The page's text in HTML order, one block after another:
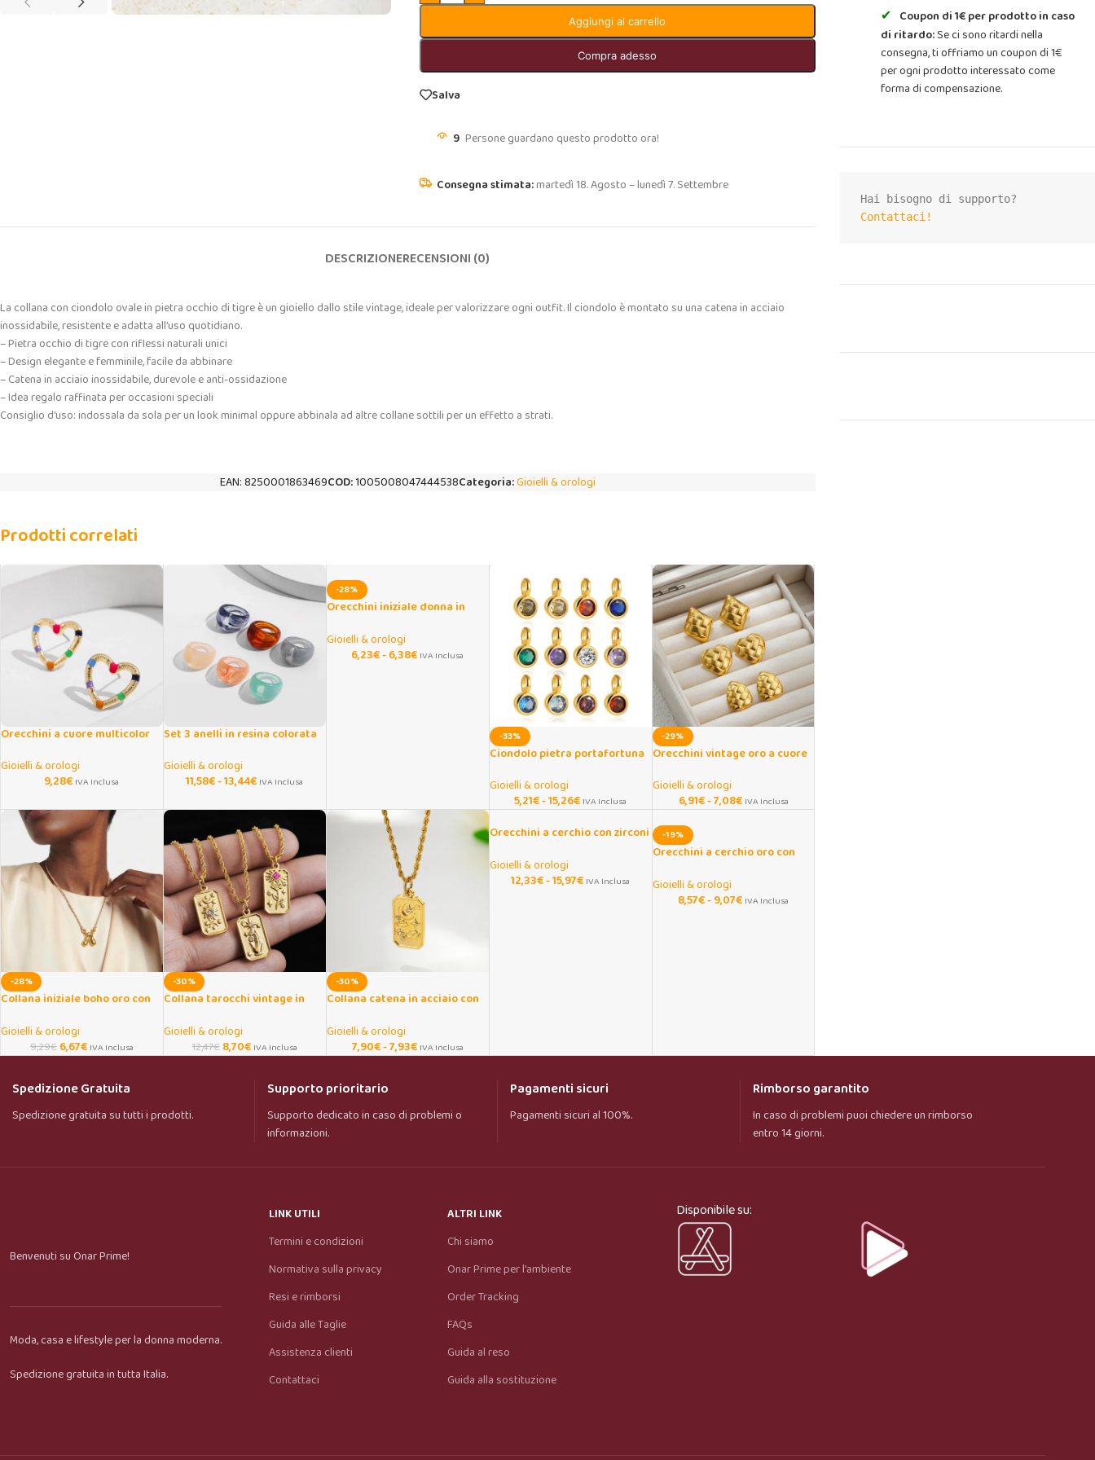
Dimmi cosa stai cercando e ti aiuto a trovare il
Aggiungi al carrello
Compra adesso
Salva
9 Persone guardano questo prodotto ora!
martedì 18. Agosto – lunedì 7. Settembre
DESCRIZIONERECENSIONI (0)
La collana con ciondolo ovale in pietra occhio di tigre è un gioiello dallo stile vintage, ideale per valorizzare ogni outfit. Il ciondolo è montato su una catena in acciaio
inossidabile, resistente e adatta all’uso quotidiano.
– Pietra occhio di tigre con riflessi naturali unici
– Design elegante e femminile, facile da abbinare
– Catena in acciaio inossidabile, durevole e anti-ossidazione
– Idea regalo raffinata per occasioni speciali
Consiglio d’uso: indossala da sola per un look minimal oppure abbinala ad altre collane sottili per un effetto a strati.
EAN:8250001863469COD:1005008047444538Categoria:Gioielli & orologi
Prodotti correlati
Orecchini a cuore multicolor
Gioielli & orologi
9,28€ IVA Inclusa
Set 3 anelli in resina colorata
Gioielli & orologi
11,58€-13,44€ IVA Inclusa
-28%
Orecchini iniziale donna in
Gioielli & orologi
6,23€-6,38€ IVA Inclusa
-33%
Ciondolo pietra portafortuna
Gioielli & orologi
5,21€-15,26€ IVA Inclusa
-29%
Orecchini vintage oro a cuore
Gioielli & orologi
6,91€-7,08€ IVA Inclusa
-28%
Collana iniziale boho oro con
Gioielli & orologi
9,29€6,67€ IVA Inclusa
-30%
Collana tarocchi vintage in
Gioielli & orologi
12,47€8,70€ IVA Inclusa
-30%
Collana catena in acciaio con
Gioielli & orologi
7,90€-7,93€ IVA Inclusa
Orecchini a cerchio con zirconi
Gioielli & orologi
12,33€-15,97€ IVA Inclusa
-19%
Orecchini a cerchio oro con
Gioielli & orologi
8,57€-9,07€ IVA Inclusa
Coupon di 1€ per prodotto in caso
di ritardo:Se ci sono ritardi nella
consegna, ti offriamo un coupon di 1€
per ogni prodotto interessato come
forma di compensazione.
Contattaci!
Spedizione Gratuita
Spedizione gratuita su tutti i prodotti.
Supporto prioritario
Supporto dedicato in caso di problemi o
informazioni.
Pagamenti sicuri
Pagamenti sicuri al 100%.
Rimborso garantito
In caso di problemi puoi chiedere un rimborso
entro 14 giorni.
Benvenuti su Onar Prime!
Moda, casa e lifestyle per la donna moderna.
Spedizione gratuita in tutta Italia.
LINK UTILI
Termini e condizioni
Normativa sulla privacy
Resi e rimborsi
Guida alle Taglie
Assistenza clienti
Contattaci
ALTRI LINK
Chi siamo
Onar Prime per l'ambiente
Order Tracking
FAQs
Guida al reso
Guida alla sostituzione
Disponibile su: